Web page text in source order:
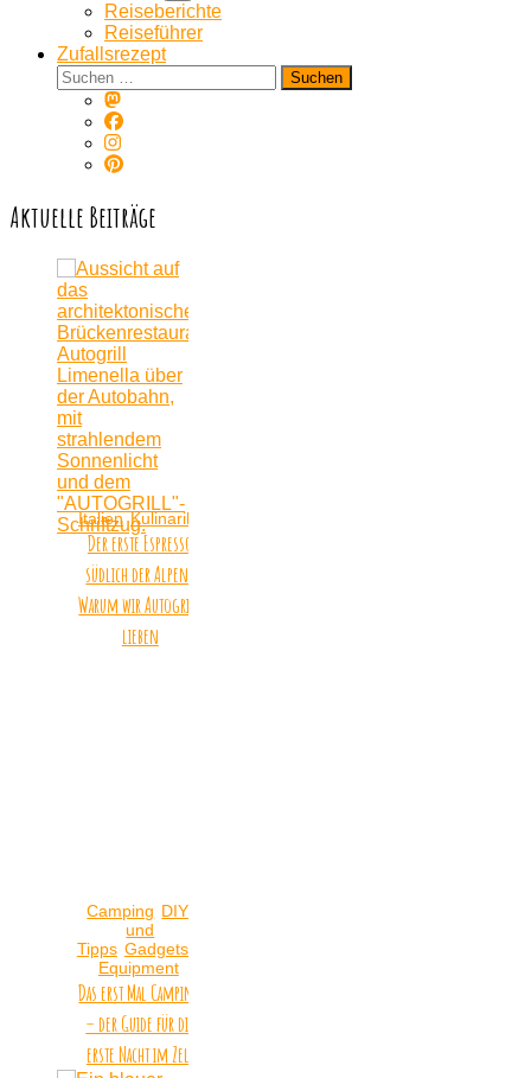
Reiseberichte
Reiseführer
Zufallsrezept
Suchen
nach:
Aktuelle Beiträge
Italien Kulinarik
Der erste Espresso
südlich der Alpen:
Warum wir Autogrill
lieben
Camping DIYs
und
Tipps Gadgets &
Equipment
Das erst Mal Camping
– der Guide für die
erste Nacht im Zelt